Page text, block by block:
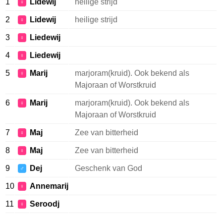
1 ♀ Lidewij heilige strijd
2 ♀ Lidewij heilige strijd
3 ♀ Liedewij
4 ♀ Liedewij
5 ♀ Marij
marjoram(kruid). Ook bekend als
Majoraan of Worstkruid
6 ♀ Marij
marjoram(kruid). Ook bekend als
Majoraan of Worstkruid
7 ♀ Maj Zee van bitterheid
8 ♀ Maj Zee van bitterheid
9 ♂ Dej Geschenk van God
10 ♀ Annemarij
11 ♀ Seroodj